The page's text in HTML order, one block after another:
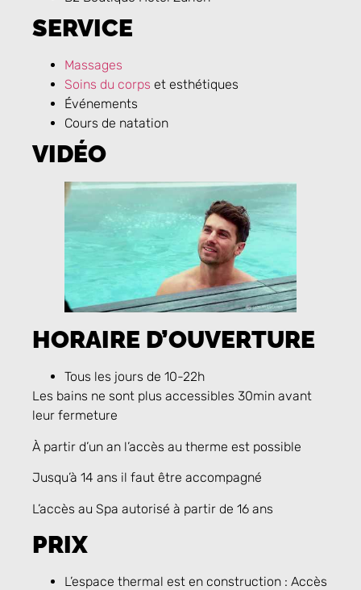
SERVICE
Massages
Soins du corps et esthétiques
Événements
Cours de natation
VIDÉO
HORAIRE D’OUVERTURE
Tous les jours de 10-22h
Les bains ne sont plus accessibles 30min avant
leur fermeture
À partir d’un an l’accès au therme est possible
Jusqu’à 14 ans il faut être accompagné
L’accès au Spa autorisé à partir de 16 ans
PRIX
L’espace thermal est en construction : Accès